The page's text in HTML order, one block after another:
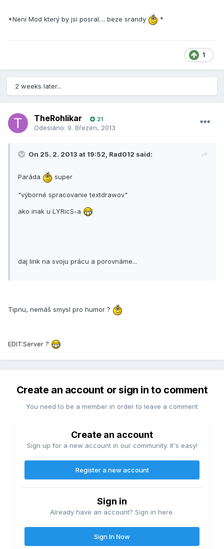
*Není Mod který by jsi posral.... beze srandy *
1
2 weeks later...
TheRohlikar 21
Odesláno: 9. Březen, 2013
On 25. 2. 2013 at 19:52, Rad012 said:
Paráda super
"výborné spracovanie textdrawov"
ako inak u LYRicS-a
daj link na svoju prácu a porovnáme...
Tipnu, nemáš smysl pro humor ?
EDIT:Server ?
Create an account or sign in to comment
You need to be a member in order to leave a comment
Create an account
Sign up for a new account in our community. It's easy!
Register a new account
Sign in
Already have an account? Sign in here.
Sign In Now